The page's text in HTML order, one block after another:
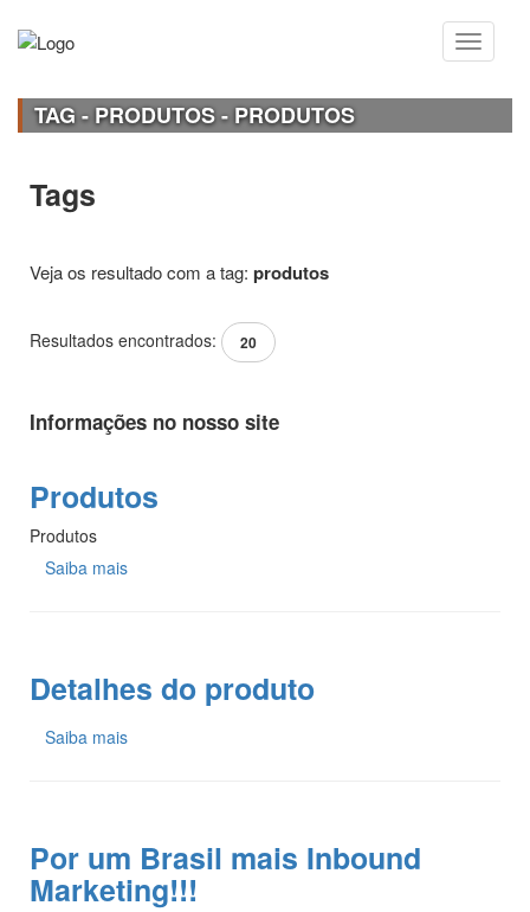
TAG - PRODUTOS - PRODUTOS
Tags
Veja os resultado com a tag: produtos
Resultados encontrados: 20
Informações no nosso site
Produtos
Produtos
Saiba mais
Detalhes do produto
Saiba mais
Por um Brasil mais Inbound
Marketing!!!